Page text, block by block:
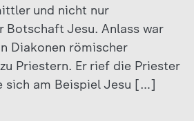
und nicht nur
Botschaft Jesu. Anlass war
Diakonen römischer
Priestern. Er rief die Priester
sich am Beispiel Jesu […]